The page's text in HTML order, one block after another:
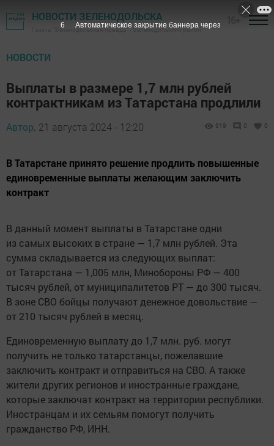
НОВОСТИ ЗЕЛЕНОДОЛЬСКА
Газета "Зеленодольская правда" - Зеленодольский район
НОВОСТИ
Выплаты в размере 1,7 млн рублей
контрактникам из Татарстана продлили
Автор, 21 августа 2024 - 12:20 619 0 0
В Татарстане принято решение продлить повышенные
единовременные выплаты желающим заключить
контракт
В данный момент выплаты в Татарстане одни
из самых высоких в стране — 1,7 млн рублей. Эта
сумма складывается из следующих выплат:
от Татарстана — 1,005 млн, Минобороны РФ — 400
тысяч рублей, от муниципалитетов РТ — до 300 тысяч.
В зоне СВО бойцы получают денежное довольствие —
от 210 тысяч рублей в месяц.
Единовременную выплату до 1,7 млн. руб. могут
получить не только татарстанцы, пожелавшие
заключить контракт и отправиться на СВО. А также
жители других регионов и иностранные граждане,
которые заключат контракт на территории республики.
Иностранцам и их семьям помогут получить
гражданство РФ, ИНН.
5 Автоматическое закрытие баннера через